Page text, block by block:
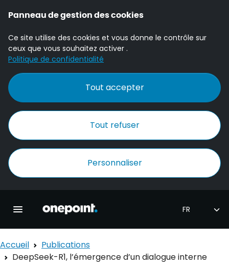
Panneau de gestion des cookies
Ce site utilise des cookies et vous donne le contrôle sur
ceux que vous souhaitez activer .
Politique de confidentialité
Tout accepter
Tout refuser
Personnaliser
Accueil Onepoint
Accueil
Publications
DeepSeek-R1, l’émergence d’un dialogue interne